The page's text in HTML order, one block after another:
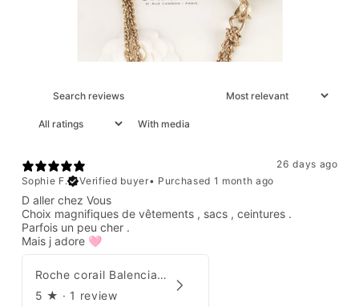
With media
26 days ago
Sophie F.
Verified buyer• Purchased 1 month ago
D aller chez Vous
Choix magnifiques de vêtements , sacs , ceintures .
Parfois un peu cher .
Mais j adore 🩷
Roche corail Balenciaga 2006
5 ★ · 1 review